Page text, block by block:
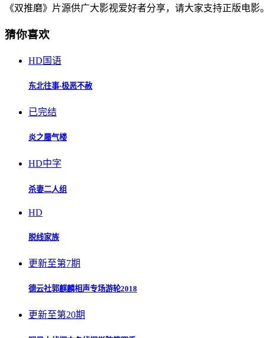
《双推磨》片源供广大影视爱好者分享，请大家支持正版电影。
猜你喜欢
HD国语
东北往事·极恶不赦
已完结
炎之蜃气楼
HD中字
杀妻二人组
HD
脱线家族
更新至第7期
德云社郭麒麟相声专场游轮2018
更新至第20期